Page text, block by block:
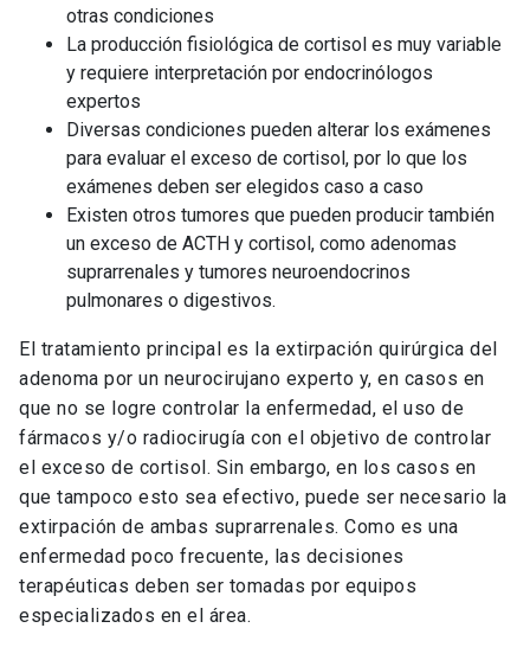
otras condiciones
La producción fisiológica de cortisol es muy variable
y requiere interpretación por endocrinólogos
expertos
Diversas condiciones pueden alterar los exámenes
para evaluar el exceso de cortisol, por lo que los
exámenes deben ser elegidos caso a caso
Existen otros tumores que pueden producir también
un exceso de ACTH y cortisol, como adenomas
suprarrenales y tumores neuroendocrinos
pulmonares o digestivos.
El tratamiento principal es la extirpación quirúrgica del
adenoma por un neurocirujano experto y, en casos en
que no se logre controlar la enfermedad, el uso de
fármacos y/o radiocirugía con el objetivo de controlar
el exceso de cortisol. Sin embargo, en los casos en
que tampoco esto sea efectivo, puede ser necesario la
extirpación de ambas suprarrenales. Como es una
enfermedad poco frecuente, las decisiones
terapéuticas deben ser tomadas por equipos
especializados en el área.